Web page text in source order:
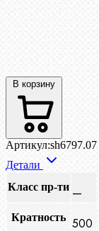
В корзину
Артикул:sh6797.07
Детали
Класс пр-ти —
Кратность 500